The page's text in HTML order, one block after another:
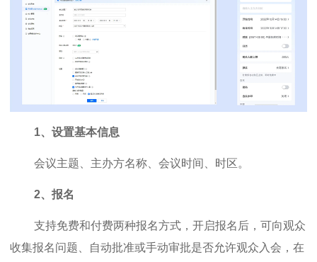
1、设置基本信息
会议主题、主办方名称、会议时间、时区。
2、报名
支持免费和付费两种报名方式，开启报名后，可向观众
收集报名问题、自动批准或手动审批是否允许观众入会，在